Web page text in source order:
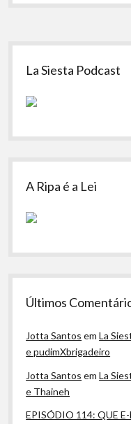
Sidebar
La Siesta Podcast
A Ripa é a Lei
Últimos
Jotta Santos emLa
e pudimXbrigadeiro
Jotta Santos emLa
e Thaineh
EPISÓDIO 114: QUE E-